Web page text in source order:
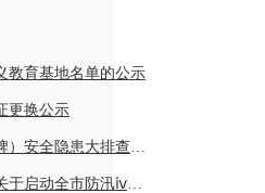
教育基地名单的公示
更换公示
关于开展户外广告（招牌）安全隐患大排查倡议书
娄底市防汛抗旱指挥部关于启动全市防汛ⅳ级应急响应的紧急通知